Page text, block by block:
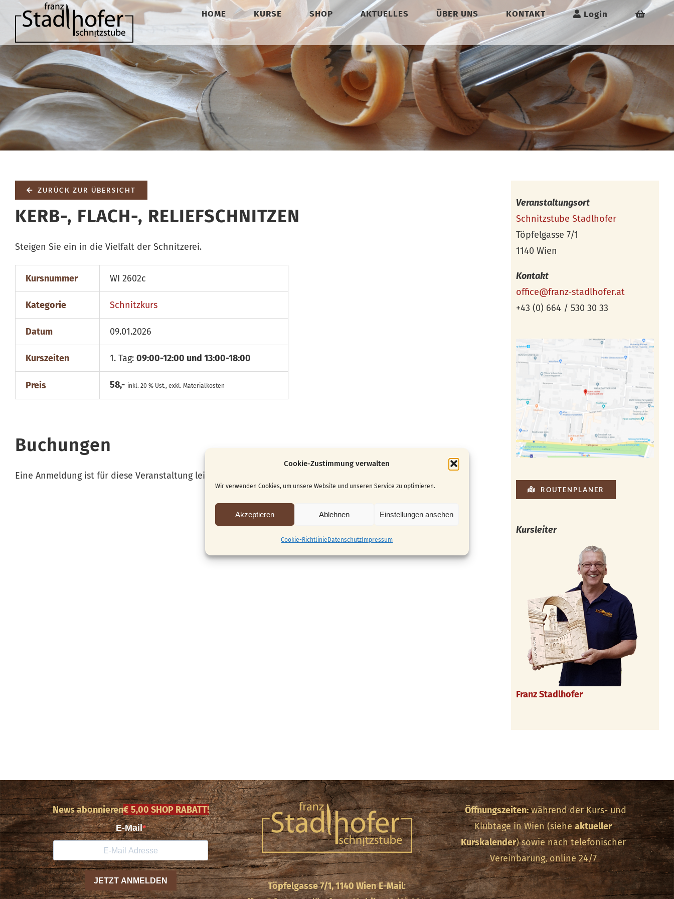
Cookie-Zustimmung verwalten
Wir verwenden Cookies, um unsere Website und unseren Service zu optimieren.
Akzeptieren Ablehnen Einstellungen ansehen
Cookie-Richtlinie Datenschutz Impressum
Inhalt
springen
HOME KURSE SHOP AKTUELLES ÜBER UNS KONTAKT Login
ZURÜCK ZUR ÜBERSICHT
KERB-, FLACH-, RELIEFSCHNITZEN
Steigen Sie ein in die Vielfalt der Schnitzerei.
Kursnummer WI 2602c
Kategorie Schnitzkurs
Datum 09.01.2026
Kurszeiten 1. Tag: 09:00-12:00 und 13:00-18:00
Preis 58,- inkl. 20 % Ust., exkl. Materialkosten
Buchungen
Eine Anmeldung ist für diese Veranstaltung leider nicht mehr möglich.
Veranstaltungsort
Schnitzstube Stadlhofer
Töpfelgasse 7/1
1140 Wien
Kontakt
office@franz-stadlhofer.at
+43 (0) 664 / 530 30 33
ROUTENPLANER
Kursleiter
Franz Stadlhofer
News abonnieren€ 5,00 SHOP RABATT!
Töpfelgasse 7/1, 1140 Wien E-Mail:
Öffnungszeiten:während der Kurs- und
Klubtage in Wien (sieheaktueller
Kurskalender) sowie nach telefonischer
Vereinbarung, online 24/7